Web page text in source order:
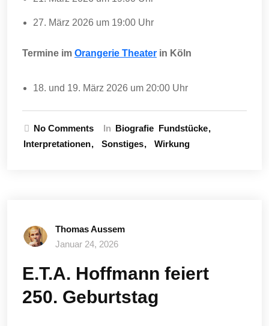
27. März 2026 um 19:00 Uhr
Termine im Orangerie Theater in Köln
18. und 19. März 2026 um 20:00 Uhr
No Comments In Biografie Fundstücke
Interpretationen
Sonstiges Wirkung
Thomas Aussem
Januar 24, 2026
E.T.A. Hoffmann feiert
250. Geburtstag